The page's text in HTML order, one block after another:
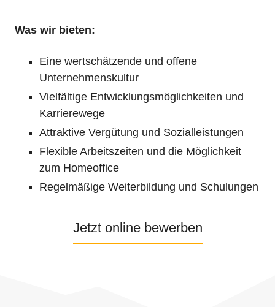
Was wir bieten:
Eine wertschätzende und offene
Unternehmenskultur
Vielfältige Entwicklungsmöglichkeiten und
Karrierewege
Attraktive Vergütung und Sozialleistungen
Flexible Arbeitszeiten und die Möglichkeit
zum Homeoffice
Regelmäßige Weiterbildung und Schulungen
Jetzt online bewerben